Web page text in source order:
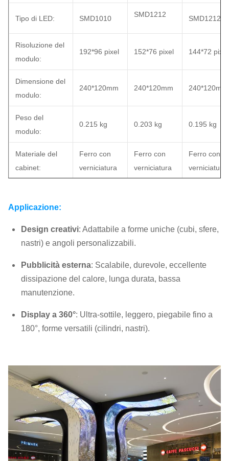
Tipo di LED: SMD1010 SMD1212 SMD1212
Risoluzione del
modulo:
192*96 pixel 152*76 pixel 144*72 pixel
Dimensione del
modulo:
240*120mm 240*120mm 240*120mm
Peso del
modulo:
0.215 kg 0.203 kg 0.195 kg
Materiale del
cabinet:
Ferro con
verniciatura
Ferro con
verniciatura
Ferro con
verniciatura
nits
nits
nits
Potenza
massima:
Assistenza
posteriore
Assistenza
posteriore
posteriore
Uso interno Uso interno
Grado IP:
IP20
Frequenza di
aggiornamento:
>3840 Hz >3840 Hz >3840 Hz
Tipo di
installazione:
Montaggio /
Sospensione
Montaggio /
Sospensione
Montaggio /
Applicazione:
Design creativi: Adattabile a forme uniche (cubi, sfere,
nastri) e angoli personalizzabili.
Pubblicità esterna: Scalabile, durevole, eccellente
dissipazione del calore, lunga durata, bassa
manutenzione.
Display a 360°: Ultra-sottile, leggero, piegabile fino a
180°, forme versatili (cilindri, nastri).